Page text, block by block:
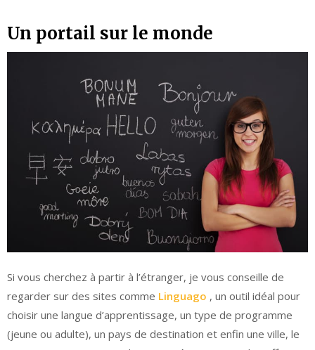
Un portail sur le monde
Si vous cherchez à partir à l’étranger, je vous conseille de
regarder sur des sites comme Linguago , un outil idéal pour
choisir une langue d’apprentissage, un type de programme
(jeune ou adulte), un pays de destination et enfin une ville, le